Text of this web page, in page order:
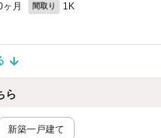
月 間取り 1K
ら
新築一戸建て